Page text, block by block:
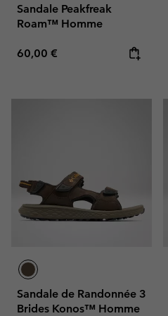
Sandale Peakfreak
Roam™ Homme
Regular price:
60,00 €
Sandale de Randonnée 3
Brides Konos™ Homme